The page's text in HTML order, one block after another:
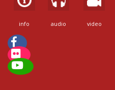
info audio video